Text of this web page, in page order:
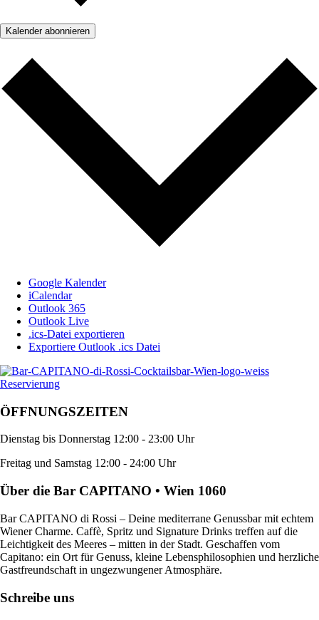
Kalender abonnieren
Google Kalender
iCalendar
Outlook 365
Outlook Live
.ics-Datei exportieren
Exportiere Outlook .ics Datei
Reservierung
ÖFFNUNGSZEITEN
Dienstag bis Donnerstag 12:00 - 23:00 Uhr
Freitag und Samstag 12:00 - 24:00 Uhr
Über die Bar CAPITANO • Wien 1060
Bar CAPITANO di Rossi – Deine mediterrane Genussbar mit echtem
Wiener Charme. Caffè, Spritz und Signature Drinks treffen auf die
Leichtigkeit des Meeres – mitten in der Stadt. Geschaffen vom
Capitano: ein Ort für Genuss, kleine Lebensphilosophien und herzliche
Gastfreundschaft in ungezwungener Atmosphäre.
Schreibe uns